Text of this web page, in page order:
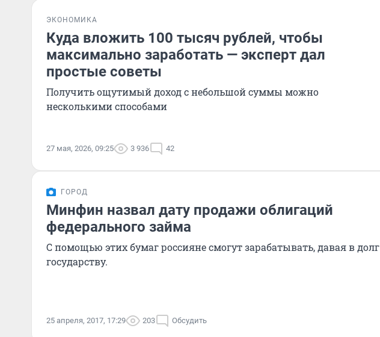
ЭКОНОМИКА
Куда вложить 100 тысяч рублей, чтобы
максимально заработать — эксперт дал
простые советы
Получить ощутимый доход с небольшой суммы можно
несколькими способами
27 мая, 2026, 09:25 3 936 42
ГОРОД
Минфин назвал дату продажи облигаций
федерального займа
С помощью этих бумаг россияне смогут зарабатывать, давая в долг
государству.
25 апреля, 2017, 17:29 203 Обсудить